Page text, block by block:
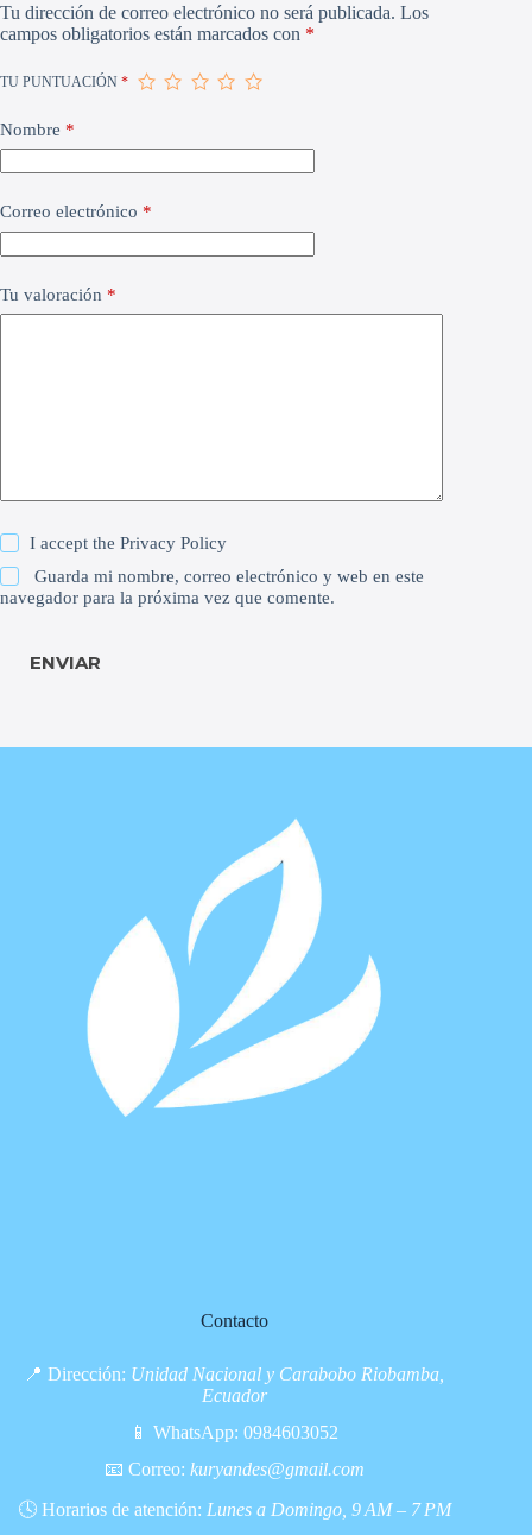
Tu dirección de correo electrónico no será publicada. Los
campos obligatorios están marcados con *
TU PUNTUACIÓN *
Nombre *
Correo electrónico *
Tu valoración *
I accept thePrivacy Policy
Guarda mi nombre, correo electrónico y web en este
navegador para la próxima vez que comente.
ENVIAR
Contacto
📍 Dirección: Unidad Nacional y Carabobo Riobamba,
Ecuador
📱 WhatsApp:0984603052
📧 Correo: kuryandes@gmail.com
🕓 Horarios de atención: Lunes a Domingo, 9 AM – 7 PM